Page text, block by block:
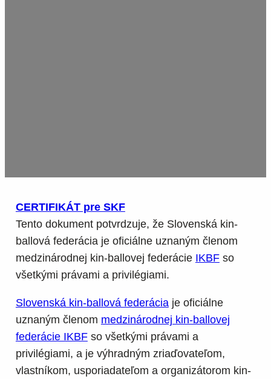
CERTIFIKÁT pre SKF
Tento dokument potvrdzuje, že Slovenská kin-
ballová federácia je oficiálne uznaným členom
medzinárodnej kin-ballovej federácie IKBFso
všetkými právami a privilégiami.
Slovenská kin-ballová federáciaje oficiálne
uznaným členom medzinárodnej kin-ballovej
federácie IKBFso všetkými právami a
privilégiami, a je výhradným zriaďovateľom,
vlastníkom, usporiadateľom a organizátorom kin-